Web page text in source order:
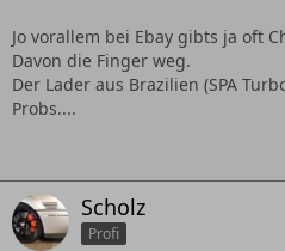
Jo vorallem bei Ebay gibts ja oft
Davon die Finger weg.
Der Lader aus Brazilien (SPA
Probs....
Scholz
Profi